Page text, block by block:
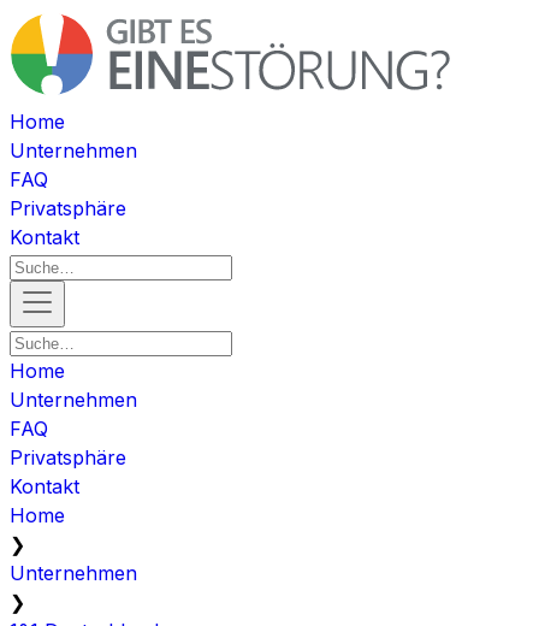
Home
Unternehmen
FAQ
Privatsphäre
Kontakt
Home
Unternehmen
FAQ
Privatsphäre
Kontakt
Home
❯
Unternehmen
❯